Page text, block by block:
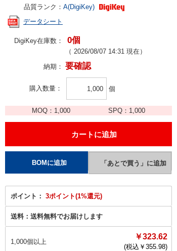
品質ランク： A(DigiKey)
データシート
DigiKey在庫数： 0個
（ 2026/08/07 14:31 現在）
納期： 要確認
購入数量 個
MOQ： 1,000 SPQ： 1,000
ポイント： 3ポイント(1%還元)
送料： 送料無料でお届けします
1,000個以上
￥323.62
(税込￥ 355.98)